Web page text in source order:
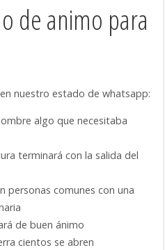
de animo para
nuestro estado de whatsapp:
algo que necesitaba
terminará con la salida del
personas comunes con una
de buen ánimo
cientos se abren